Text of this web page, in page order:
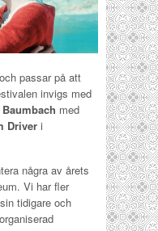
passar på att
invigs med
Baumbach med
Driver i
några av årets
Vi har fler
tidigare och